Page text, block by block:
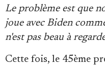
Le problème est que
joue avec Biden
n'est pas beau à
Cette fois, le 45ème